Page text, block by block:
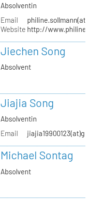
Absolventin
Email
Website http://
Jiechen Song
Absolvent
Jiajia Song
Absolventin
Email
Michael Sontag
Absolvent